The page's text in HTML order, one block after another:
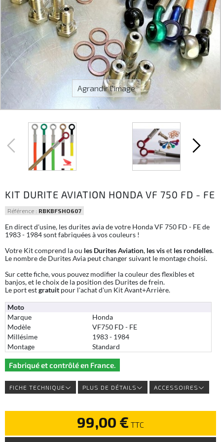
Agrandir l'image
KIT DURITE AVIATION HONDA VF 750 FD - FE
Référence : RBKBFSHO607
En direct d'usine, les durites avia de votre Honda VF 750 FD - FE de
1983 - 1984 sont fabriquées à vos couleurs !
Votre Kit comprend la ou les Durites Aviation, les viset les rondelles.
Le nombre de Durites Avia peut changer suivant le montage choisi.
Sur cette fiche, vous pouvez modifier la couleur des flexibles et
banjos, et le choix de la position des Durites de frein.
Le port estgratuit pour l'achat d'un Kit Avant+Arrière.
Moto
Marque
Honda
Modèle
VF750 FD - FE
Millésime
1983 - 1984
Montage
Standard
Fabriqué et contrôlé en France.
FICHE TECHNIQUE PLUS DE DÉTAILS ACCESSOIRES
99,00 € TTC